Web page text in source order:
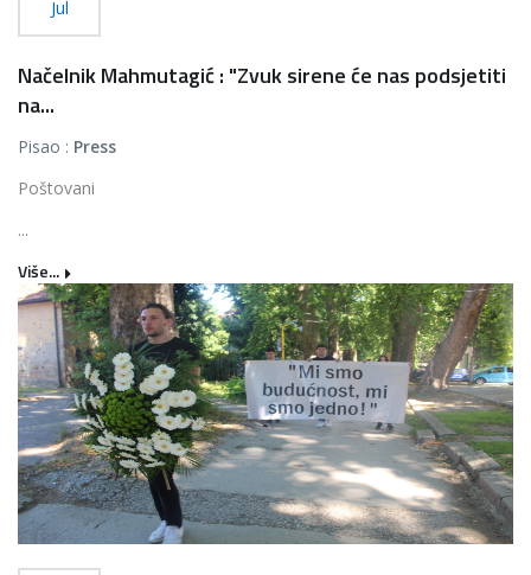
Jul
Načelnik Mahmutagić : "Zvuk sirene će nas podsjetiti
na...
Pisao : Press
Poštovani
...
Više...